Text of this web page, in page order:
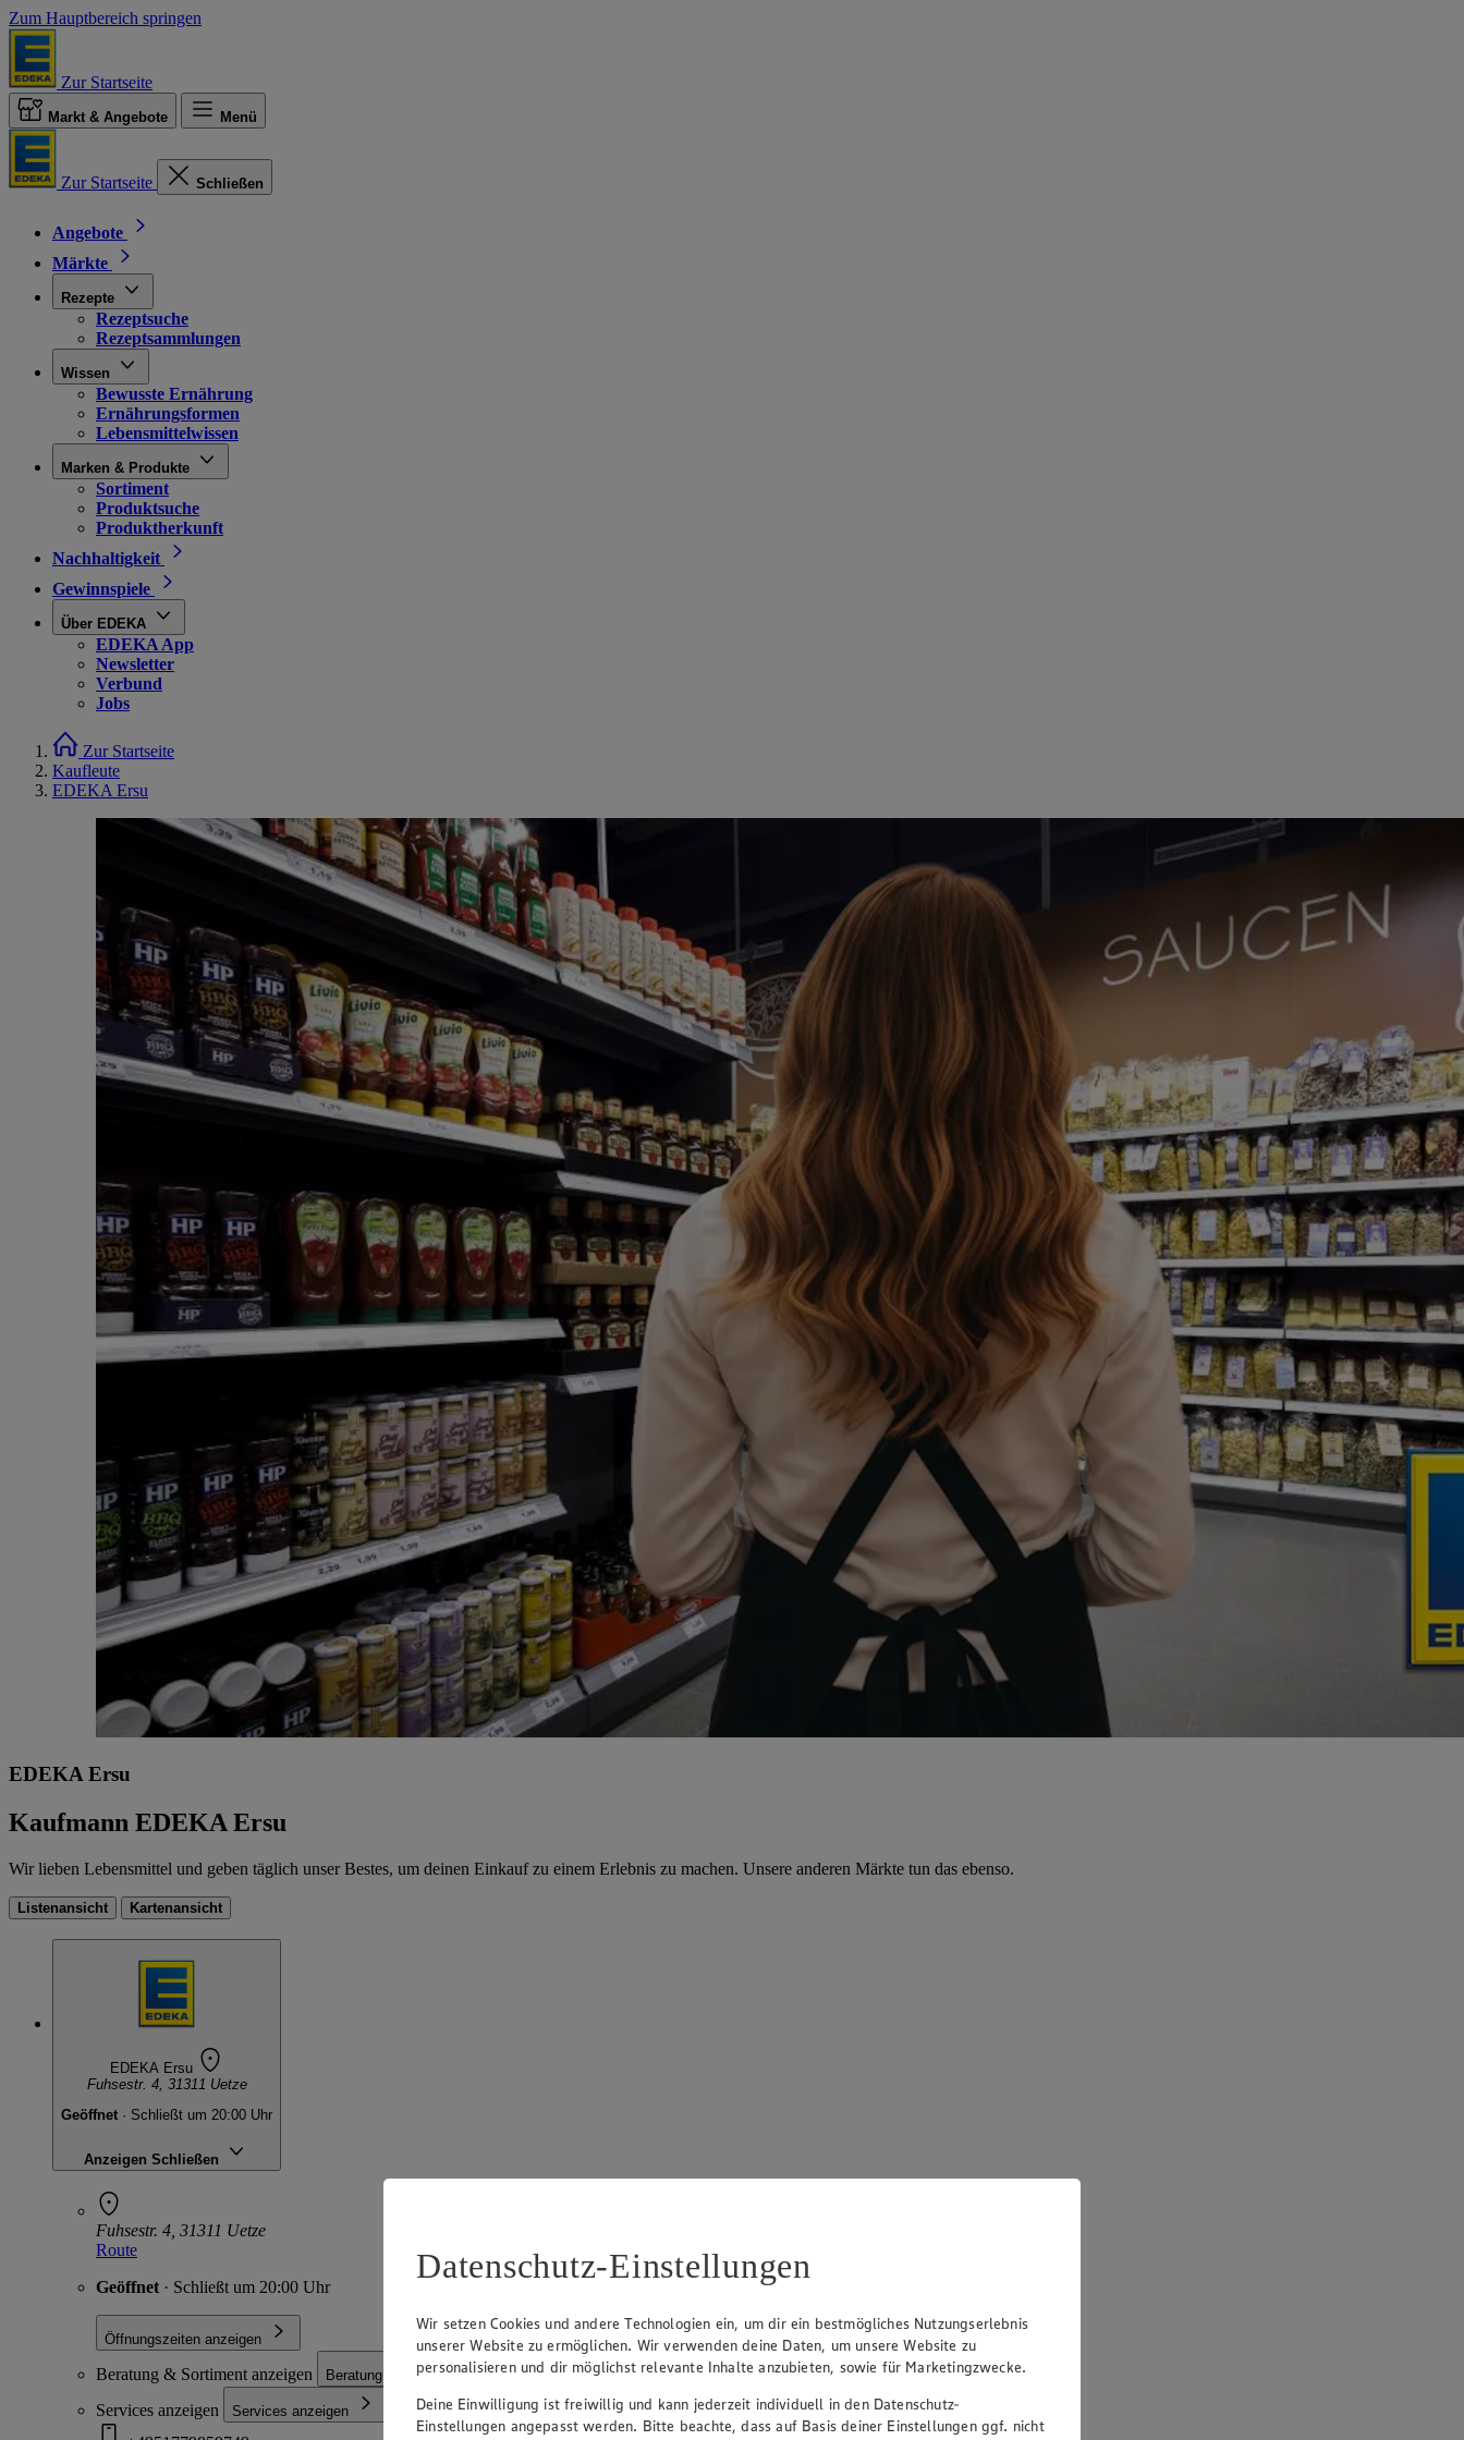
Zum Hauptbereich springen
Zur Startseite
Markt & Angebote Menü
Zur Startseite Schließen
Angebote
Märkte
Rezepte
Rezeptsuche
Rezeptsammlungen
Wissen
Bewusste Ernährung
Ernährungsformen
Lebensmittelwissen
Marken & Produkte
Sortiment
Produktsuche
Produktherkunft
Nachhaltigkeit
Gewinnspiele
Über EDEKA
EDEKA App
Newsletter
Verbund
Jobs
Zur Startseite
Kaufleute
EDEKA Ersu
EDEKA Ersu
Kaufmann EDEKA Ersu
Wir lieben Lebensmittel und geben täglich unser Bestes, um deinen Einkauf zu einem Erlebnis zu machen. Unsere anderen Märkte tun das ebenso.
Listenansicht Kartenansicht
EDEKA Ersu
Fuhsestr. 4, 31311 Uetze
Geöffnet · Schließt um 20:00 Uhr
Anzeigen Schließen
Fuhsestr. 4, 31311 Uetze
Route
Geöffnet · Schließt um 20:00 Uhr
Öffnungszeiten anzeigen
Beratung & Sortiment anzeigen Beratung & Sortiment anzeigen
Services anzeigen Services anzeigen
Datenschutz-Einstellungen
Wir setzen Cookies und andere Technologien ein, um dir ein bestmögliches Nutzungserlebnis
unserer Website zu ermöglichen. Wir verwenden deine Daten, um unsere Website zu
personalisieren und dir möglichst relevante Inhalte anzubieten, sowie für Marketingzwecke.
Deine Einwilligung ist freiwillig und kann jederzeit individuell in den Datenschutz-
Einstellungen angepasst werden. Bitte beachte, dass auf Basis deiner Einstellungen ggf. nicht